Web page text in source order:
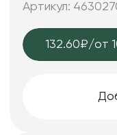
Артикул:
132.60₽/от